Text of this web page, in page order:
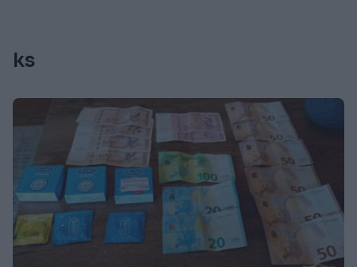
ks